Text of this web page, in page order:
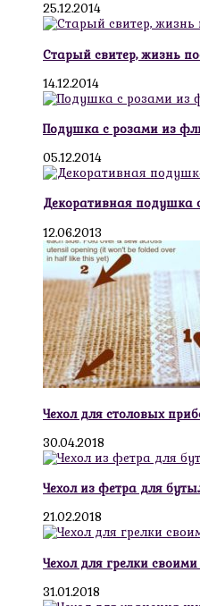
25.12.2014
Старый свитер, жизнь
14.12.2014
Подушка с розами из
05.12.2014
Декоративная подушка
12.06.2013
Чехол для столовых
30.04.2018
Чехол из фетра для
21.02.2018
Чехол для грелки
31.01.2018